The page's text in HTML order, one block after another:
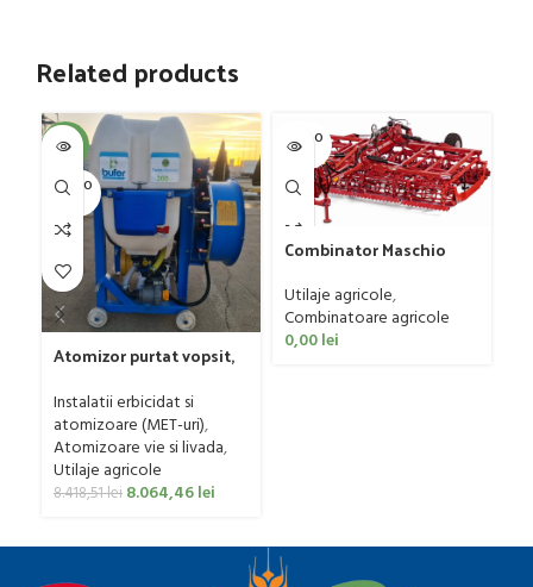
Related products
-4%
SOLD O
UT
Atomizor purtat vopsit,
Bufer, model Ronda
Clasic, 200 litri
Instalatii erbicidat si
atomizoare (MET-uri),
Atomizoare vie si livada,
Utilaje agricole
8.418,51lei 8.064,46lei
SOLD O
UT
Combinator Maschio
Sandokan, 120-190 CP
Utilaje agricole,
Combinatoare agricole
0,00lei